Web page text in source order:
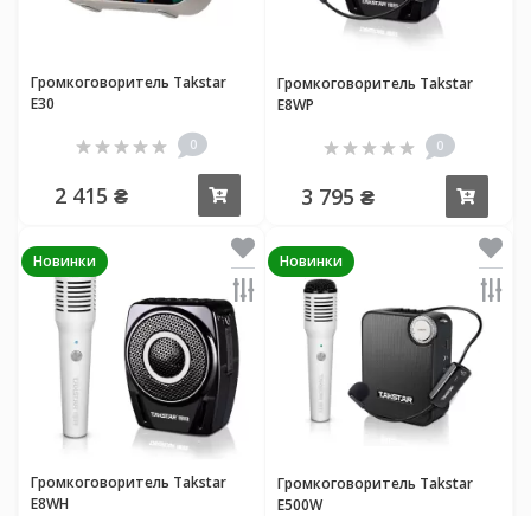
Громкоговоритель Takstar
E30
0
2 415 ₴
Громкоговоритель Takstar
E8WP
0
3 795 ₴
Новинки
Громкоговоритель Takstar
E8WH
Новинки
Громкоговоритель Takstar
E500W